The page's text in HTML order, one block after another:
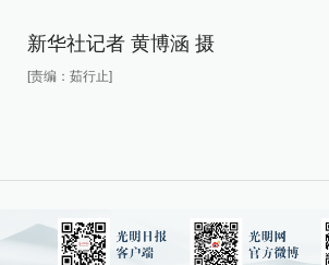
新华社记者 黄博涵 摄
[责编：茹行止]